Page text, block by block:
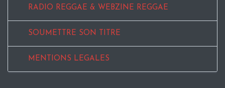
RADIO REGGAE & WEBZINE REGGAE
SOUMETTRE SON TITRE
MENTIONS LEGALES